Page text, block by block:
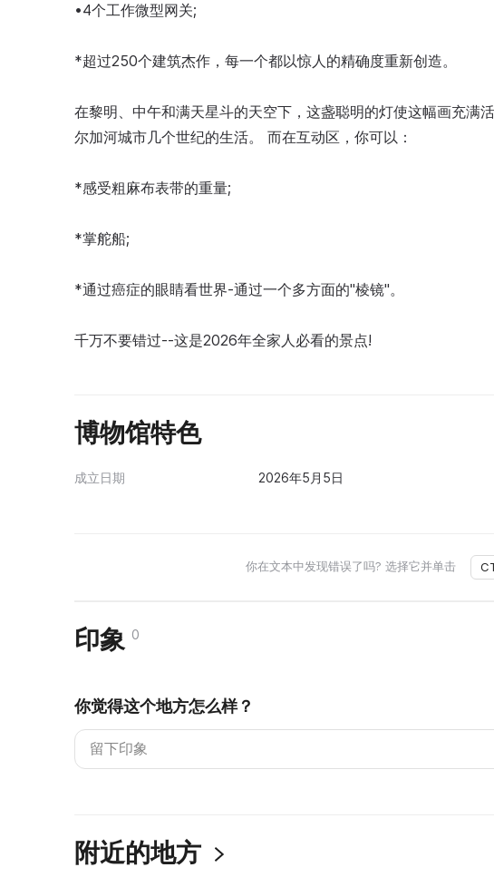
•4个工作微型网关;
*超过250个建筑杰作，每一个都以惊人的精确度重新创造。
在黎明、中午和满天星斗的天空下，这盏聪明的灯使这幅画充满
尔加河城市几个世纪的生活。 而在互动区，你可以：
*感受粗麻布表带的重量;
*掌舵船;
*通过癌症的眼睛看世界-通过一个多方面的"棱镜"。
千万不要错过--这是2026年全家人必看的景点!
博物馆特色
成立日期 2026年5月5日
你在文本中发现错误了吗? 选择它并单击
印象 0
你觉得这个地方怎么样？
附近的地方